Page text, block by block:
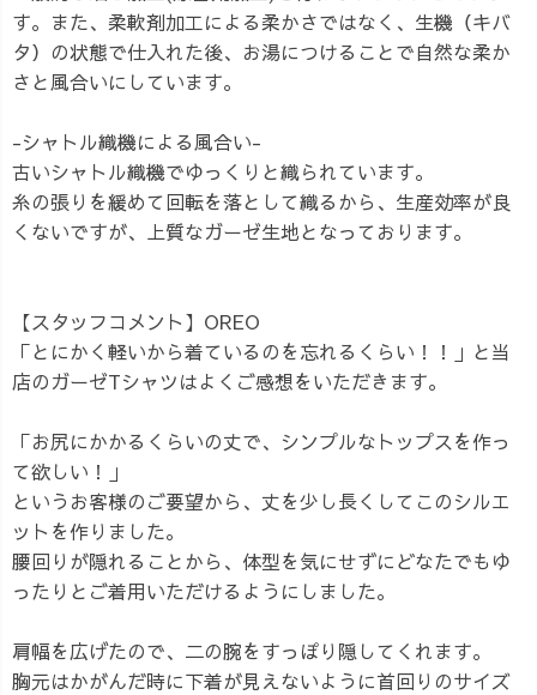
す。また、柔軟剤加工による柔かさではなく、生機（キバ
タ）の状態で仕入れた後、お湯につけることで自然な柔か
さと風合いにしています。
-シャトル織機による風合い-
古いシャトル織機でゆっくりと織られています。
糸の張りを緩めて回転を落として織るから、生産効率が良
くないですが、上質なガーゼ生地となっております。
【スタッフコメント】OREO
「とにかく軽いから着ているのを忘れるくらい！！」と当
店のガーゼTシャツはよくご感想をいただきます。
「お尻にかかるくらいの丈で、シンプルなトップスを作っ
て欲しい！」
というお客様のご要望から、丈を少し長くしてこのシルエ
ットを作りました。
腰回りが隠れることから、体型を気にせずにどなたでもゆ
ったりとご着用いただけるようにしました。
肩幅を広げたので、二の腕をすっぽり隠してくれます。
胸元はかがんだ時に下着が見えないように首回りのサイズ